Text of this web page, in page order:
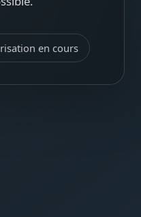
en cours